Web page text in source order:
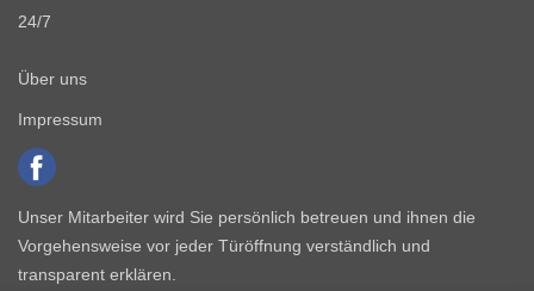
24/7
Über uns
Impressum
Unser Mitarbeiter wird Sie persönlich betreuen und ihnen die
Vorgehensweise vor jeder Türöffnung verständlich und
transparent erklären.